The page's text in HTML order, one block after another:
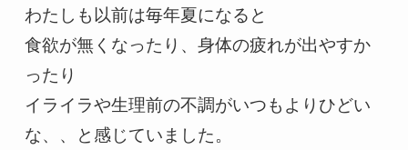
わたしも以前は毎年夏になると
食欲が無くなったり、身体の疲れが出やすか
ったり
イライラや生理前の不調がいつもよりひどい
な、、と感じていました。